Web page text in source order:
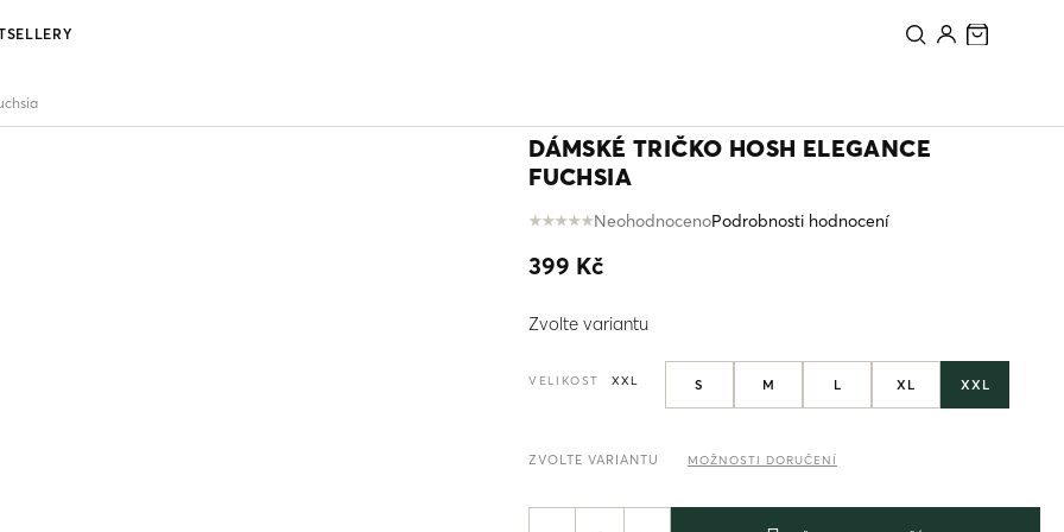
DÁMSKÉ TRIČKO HOSH ELEGANCE
FUCHSIA
Průměrné
produktu
0,0
hvězdiček.
NeohodnocenoPodrobnosti hodnocení
399 Kč
cena:
Zvolte variantu
VELIKOST XXL S M L XL XXL
ZVOLTE VARIANTU MOŽNOSTI DORUČENÍ